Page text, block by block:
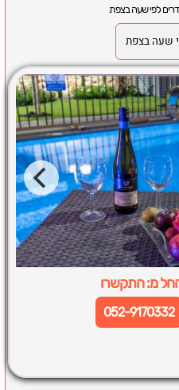
לפי שעה בצפת
מ: התקשרו
052-9170332